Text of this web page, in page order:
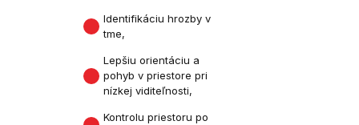
Identifikáciu hrozby v
tme,
Lepšiu orientáciu a
pohyb v priestore pri
nízkej viditeľnosti,
Kontrolu priestoru po